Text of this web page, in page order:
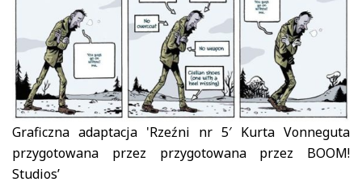
Graficzna adaptacja 'Rzeźni nr 5′ Kurta Vonneguta
przygotowana przez przygotowana przez BOOM!
Studios’